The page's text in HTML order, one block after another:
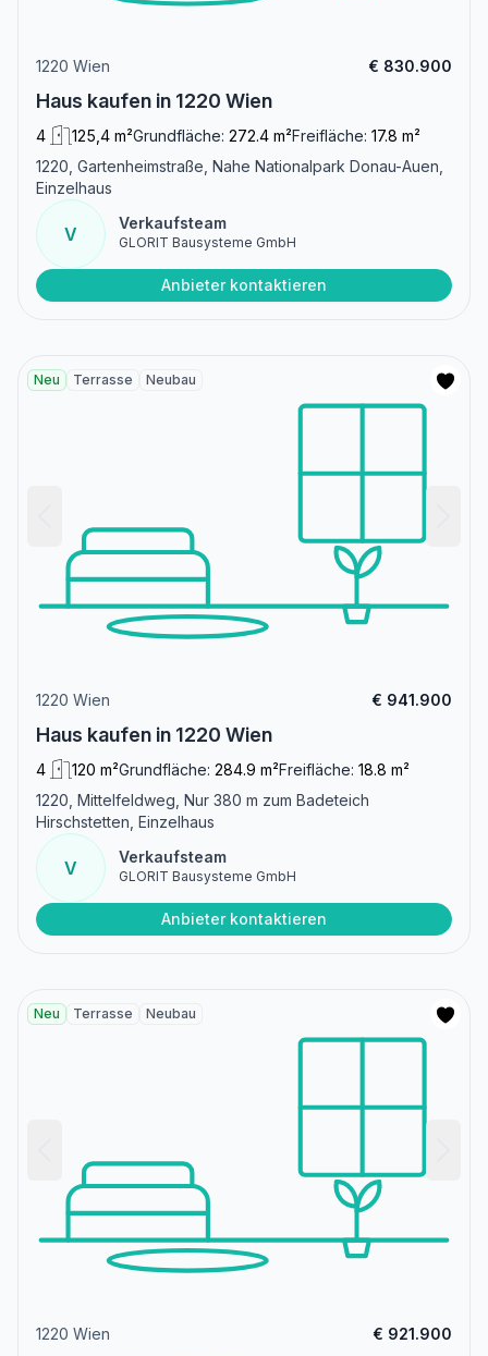
1220 Wien € 830.900
Haus kaufen in 1220 Wien
4 125,4 m²Grundfläche: 272.4 m²Freifläche: 17.8 m²
1220, Gartenheimstraße, Nahe Nationalpark Donau-Auen,
Einzelhaus
V
Verkaufsteam
GLORIT Bausysteme GmbH
Anbieter kontaktieren
Neu Terrasse Neubau
1220 Wien € 941.900
Haus kaufen in 1220 Wien
4 120 m²Grundfläche: 284.9 m²Freifläche: 18.8 m²
1220, Mittelfeldweg, Nur 380 m zum Badeteich
Hirschstetten, Einzelhaus
V
Verkaufsteam
GLORIT Bausysteme GmbH
Anbieter kontaktieren
Neu Terrasse Neubau
1220 Wien € 921.900